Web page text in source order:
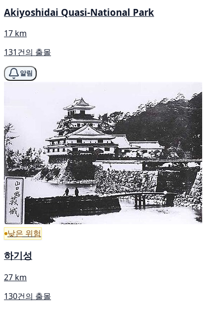
Akiyoshidai Quasi-National Park
17 km
131건의 출몰
알림
낮은 위험
하기성
27 km
130건의 출몰